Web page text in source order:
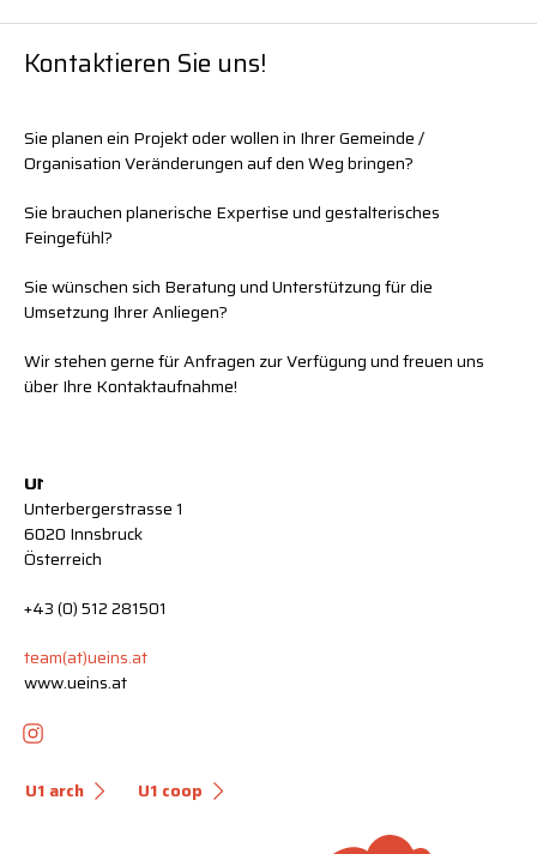
Kontaktieren Sie uns!
Sie planen ein Projekt oder wollen in Ihrer Gemeinde /
Organisation Veränderungen auf den Weg bringen?
Sie brauchen planerische Expertise und gestalterisches
Feingefühl?
Sie wünschen sich Beratung und Unterstützung für die
Umsetzung Ihrer Anliegen?
Wir stehen gerne für Anfragen zur Verfügung und freuen uns
über Ihre Kontaktaufnahme!
U1
Unterbergerstrasse 1
6020 Innsbruck
Österreich
+43 (0) 512 281501
team(at)ueins.at
www.ueins.at
U1 arch U1 coop